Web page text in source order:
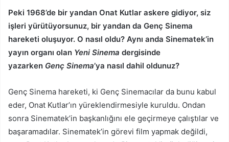
Peki 1968’de bir yandan Onat Kutlar askere gidiyor, siz
işleri yürütüyorsunuz, bir yandan da Genç Sinema
hareketi oluşuyor. O nasıl oldu? Aynı anda Sinematek’in
yayın organı olan Yeni Sinema dergisinde
yazarken Genç Sinema’ya nasıl dahil oldunuz?
Genç Sinema hareketi, ki Genç Sinemacılar da bunu kabul
eder, Onat Kutlar’ın yüreklendirmesiyle kuruldu. Ondan
sonra Sinematek’in başkanlığını ele geçirmeye çalıştılar ve
başaramadılar. Sinematek’in görevi film yapmak değildi,